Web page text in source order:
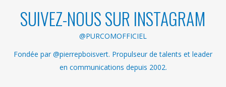
SUIVEZ-NOUS SUR INSTAGRAM
@PURCOMOFFICIEL
Fondée par @pierrepboisvert. Propulseur de talents et leader
en communications depuis 2002.